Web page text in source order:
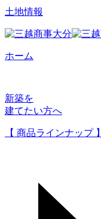
土地情報
ホーム
新築を
建てたい方へ
【 商品ラインナップ 】